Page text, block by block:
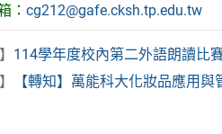
：cg212@gafe.cksh.tp.edu.tw
114學年度校內第二外語朗讀比
【轉知】萬能科大化妝品應用